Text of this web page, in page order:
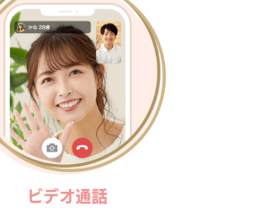
ビデオ通話